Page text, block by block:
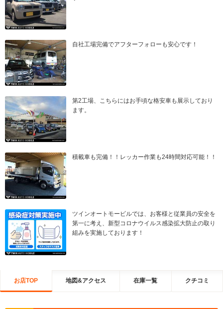
自社工場完備でアフターフォローも安心です！
第2工場、こちらにはお手頃な格安車も展示しており
ます。
積載車も完備！！レッカー作業も24時間対応可能！！
ツインオートモービルでは、お客様と従業員の安全を
第一に考え、新型コロナウイルス感染拡大防止の取り
組みを実施しております！
お店TOP 地図&アクセス 在庫一覧 クチコミ